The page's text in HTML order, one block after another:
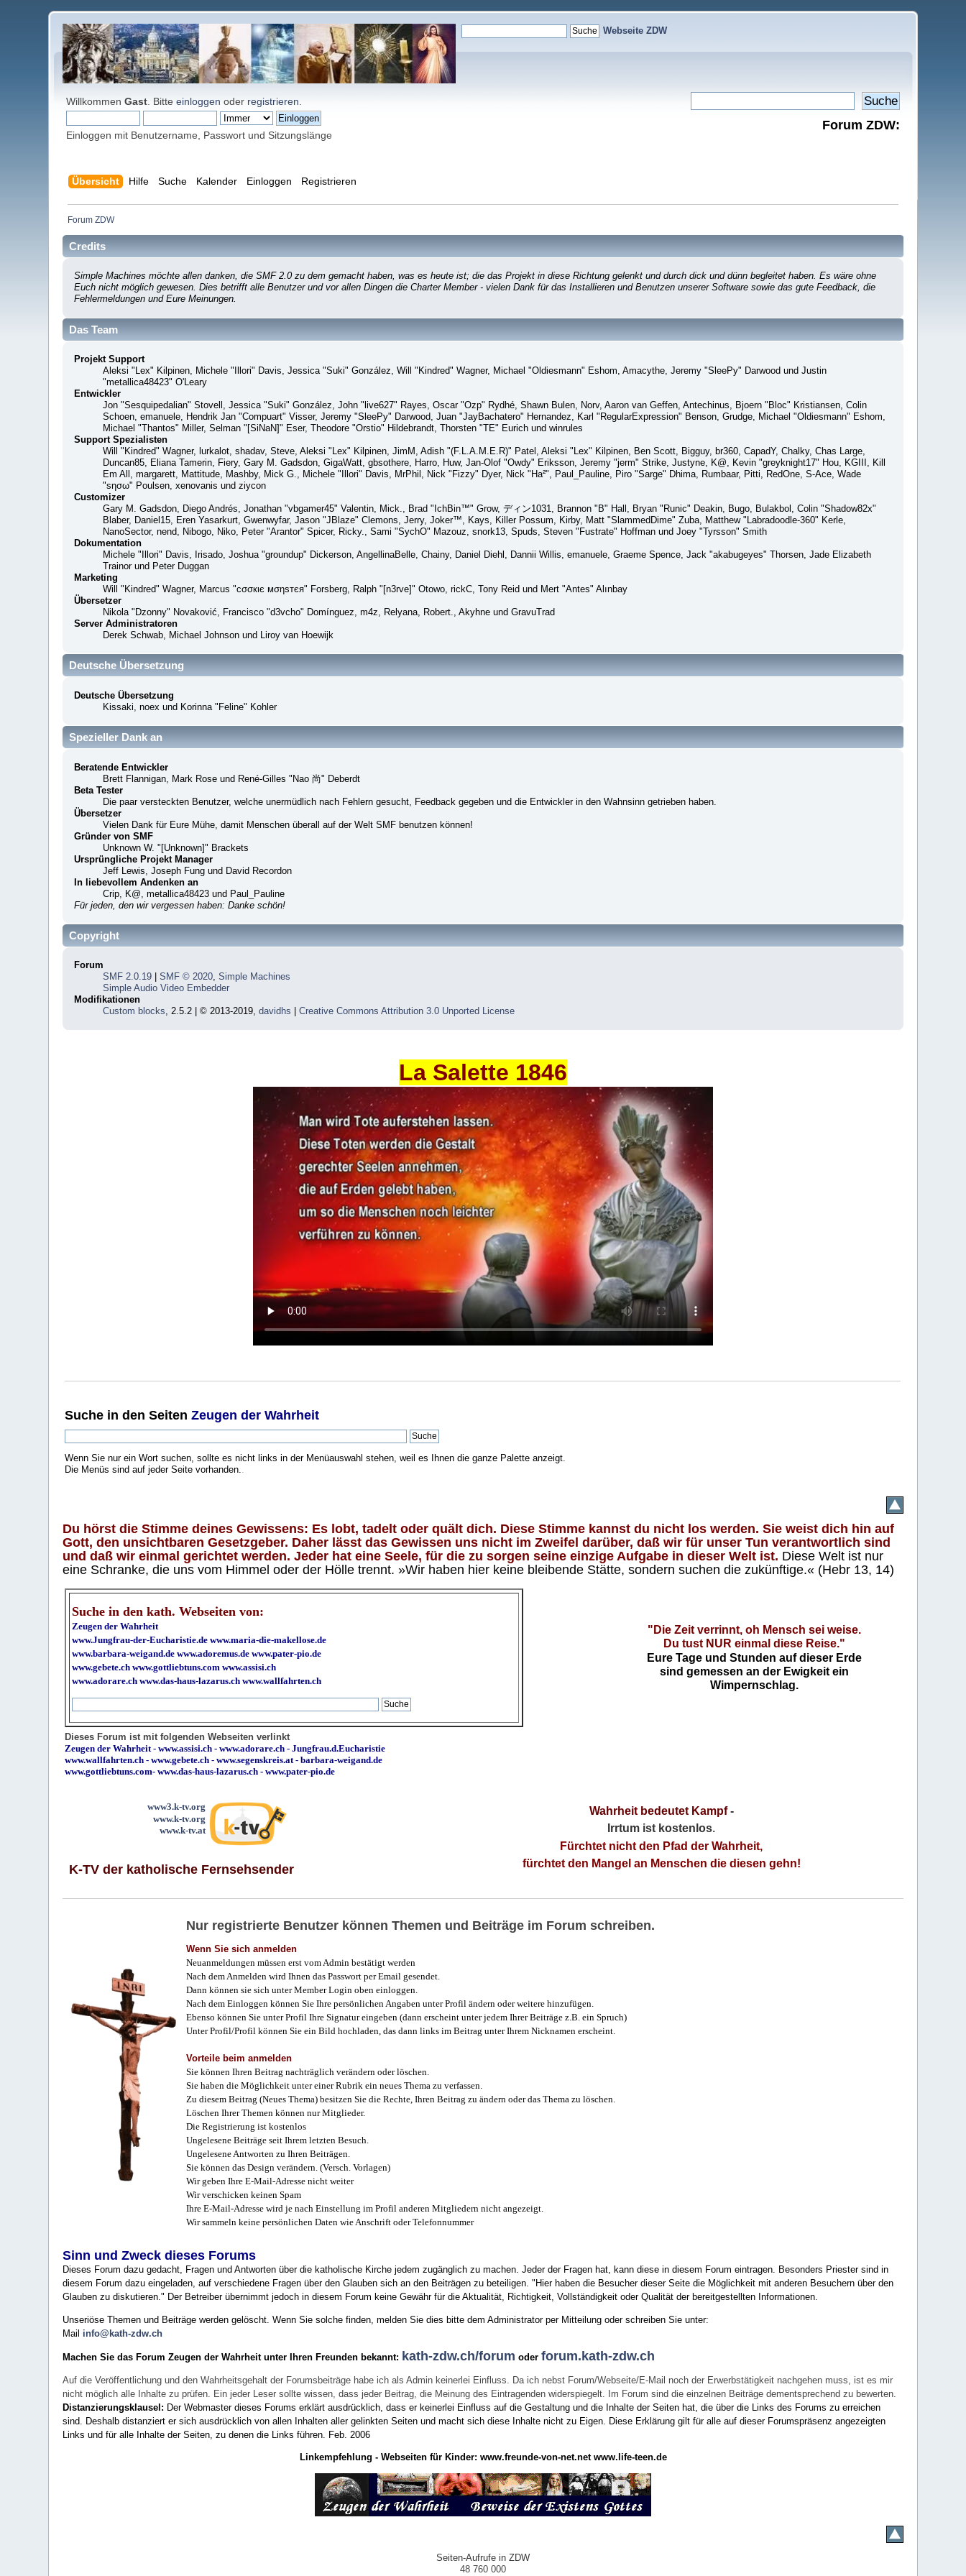
Webseite ZDW
WillkommenGast . Bitteeinloggen oder registrieren
Einloggen mit Benutzername, Passwort und Sitzungslänge
Forum ZDW:
Übersicht Hilfe Suche Kalender Einloggen Registrieren
Forum ZDW
Credits
Simple Machines möchte allen danken, die SMF 2.0 zu dem gemacht haben, was es heute ist; die das Projekt in diese Richtung gelenkt und durch dick und dünn begleitet haben. Es wäre ohne
Euch nicht möglich gewesen. Dies betrifft alle Benutzer und vor allen Dingen die Charter Member - vielen Dank für das Installieren und Benutzen unserer Software sowie das gute Feedback, die
Fehlermeldungen und Eure Meinungen.
Das Team
Projekt Support
Aleksi "Lex" Kilpinen, Michele "Illori" Davis, Jessica "Suki" González, Will "Kindred" Wagner, Michael "Oldiesmann" Eshom, Amacythe, Jeremy "SleePy" Darwood und Justin
"metallica48423" O'Leary
Entwickler
Jon "Sesquipedalian" Stovell, Jessica "Suki" González, John "live627" Rayes, Oscar "Ozp" Rydhé, Shawn Bulen, Norv, Aaron van Geffen, Antechinus, Bjoern "Bloc" Kristiansen, Colin
Schoen, emanuele, Hendrik Jan "Compuart" Visser, Jeremy "SleePy" Darwood, Juan "JayBachatero" Hernandez, Karl "RegularExpression" Benson, Grudge, Michael "Oldiesmann" Eshom,
Michael "Thantos" Miller, Selman "[SiNaN]" Eser, Theodore "Orstio" Hildebrandt, Thorsten "TE" Eurich und winrules
Support Spezialisten
Will "Kindred" Wagner, lurkalot, shadav, Steve, Aleksi "Lex" Kilpinen, JimM, Adish "(F.L.A.M.E.R)" Patel, Aleksi "Lex" Kilpinen, Ben Scott, Bigguy, br360, CapadY, Chalky, Chas Large,
Duncan85, Eliana Tamerin, Fiery, Gary M. Gadsdon, GigaWatt, gbsothere, Harro, Huw, Jan-Olof "Owdy" Eriksson, Jeremy "jerm" Strike, Justyne, K@, Kevin "greyknight17" Hou, KGIII, Kill
Em All, margarett, Mattitude, Mashby, Mick G., Michele "Illori" Davis, MrPhil, Nick "Fizzy" Dyer, Nick "Ha²", Paul_Pauline, Piro "Sarge" Dhima, Rumbaar, Pitti, RedOne, S-Ace, Wade
"sησω" Poulsen, xenovanis und ziycon
Customizer
Gary M. Gadsdon, Diego Andrés, Jonathan "vbgamer45" Valentin, Mick., Brad "IchBin™" Grow, ディン1031, Brannon "B" Hall, Bryan "Runic" Deakin, Bugo, Bulakbol, Colin "Shadow82x"
Blaber, Daniel15, Eren Yasarkurt, Gwenwyfar, Jason "JBlaze" Clemons, Jerry, Joker™, Kays, Killer Possum, Kirby, Matt "SlammedDime" Zuba, Matthew "Labradoodle-360" Kerle,
NanoSector, nend, Nibogo, Niko, Peter "Arantor" Spicer, Ricky., Sami "SychO" Mazouz, snork13, Spuds, Steven "Fustrate" Hoffman und Joey "Tyrsson" Smith
Dokumentation
Michele "Illori" Davis, Irisado, Joshua "groundup" Dickerson, AngellinaBelle, Chainy, Daniel Diehl, Dannii Willis, emanuele, Graeme Spence, Jack "akabugeyes" Thorsen, Jade Elizabeth
Trainor und Peter Duggan
Marketing
Will "Kindred" Wagner, Marcus "cσσкιє мσηѕтєя" Forsberg, Ralph "[n3rve]" Otowo, rickC, Tony Reid und Mert "Antes" Alınbay
Übersetzer
Nikola "Dzonny" Novaković, Francisco "d3vcho" Domínguez, m4z, Relyana, Robert., Akyhne und GravuTrad
Server Administratoren
Derek Schwab, Michael Johnson und Liroy van Hoewijk
Deutsche Übersetzung
Deutsche Übersetzung
Kissaki, noex und Korinna "Feline" Kohler
Spezieller Dank an
Beratende Entwickler
Brett Flannigan, Mark Rose und René-Gilles "Nao 尚" Deberdt
Beta Tester
Die paar versteckten Benutzer, welche unermüdlich nach Fehlern gesucht, Feedback gegeben und die Entwickler in den Wahnsinn getrieben haben.
Übersetzer
Vielen Dank für Eure Mühe, damit Menschen überall auf der Welt SMF benutzen können!
Gründer von SMF
Unknown W. "[Unknown]" Brackets
Ursprüngliche Projekt Manager
Jeff Lewis, Joseph Fung und David Recordon
In liebevollem Andenken an
Crip, K@, metallica48423 und Paul_Pauline
Für jeden, den wir vergessen haben: Danke schön!
Copyright
Forum
SMF 2.0.19| SMF © 2020, Simple Machines
Simple Audio Video Embedder
Modifikationen
Custom blocks, 2.5.2 | © 2013-2019, davidhs Creative Commons Attribution 3.0 Unported License
La Salette 1846
Suche in den SeitenZeugen der Wahrheit
Wenn Sie nur ein Wort suchen, sollte es nicht links in der Menüauswahl stehen, weil es Ihnen die ganze Palette anzeigt.
Die Menüs sind auf jeder Seite vorhanden..
Du hörst die Stimme deines Gewissens: Es lobt, tadelt oder quält dich. Diese Stimme kannst du nicht los werden. Sie weist dich hin auf
Gott, den unsichtbaren Gesetzgeber. Daher lässt das Gewissen uns nicht im Zweifel darüber, daß wir für unser Tun verantwortlich sind
und daß wir einmal gerichtet werden. Jeder hat eine Seele, für die zu sorgen seine einzige Aufgabe in dieser Welt ist. Diese Welt ist nur
eine Schranke, die uns vom Himmel oder der Hölle trennt. »Wir haben hier keine bleibende Stätte, sondern suchen die zukünftige.« (Hebr 13, 14)
Suche in den kath. Webseiten von:
Zeugen der Wahrheit
www.Jungfrau-der-Eucharistie.de www.maria-die-makellose.de
www.barbara-weigand.de www.adoremus.de www.pater-pio.de
www.gebete.ch www.gottliebtuns.com www.assisi.ch
www.adorare.ch www.das-haus-lazarus.ch www.wallfahrten.ch
"Die Zeit verrinnt, oh Mensch sei weise.
Du tust NUR einmal diese Reise."
Eure Tage und Stunden auf dieser Erde
sind gemessen an der Ewigkeit ein
Wimpernschlag.
Dieses Forum ist mit folgenden Webseiten verlinkt
Zeugen der Wahrheit-www.assisi.ch -www.adorare.ch -Jungfrau.d.Eucharistie
www.wallfahrten.ch -www.gebete.ch -www.segenskreis.at-barbara-weigand.de
www.gottliebtuns.com-www.das-haus-lazarus.ch - www.pater-pio.de
www3.k-tv.org
www.k-tv.org
www.k-tv.at
K-TV der katholische Fernsehsender
Wahrheit bedeutet Kampf-
Irrtum ist kostenlos.
Fürchtet nicht den Pfad der Wahrheit,
fürchtet den Mangel an Menschen die diesen gehn!
Nur registrierte Benutzer können Themen und Beiträge im Forum schreiben.
Wenn Sie sich anmelden
Neuanmeldungen müssen erst vom Admin bestätigt werden
Nach dem Anmelden wird Ihnen das Passwort per Email gesendet.
Dann können sie sich unter Member Login oben einloggen.
Nach dem Einloggen können Sie Ihre persönlichen Angaben unter Profil ändern oder weitere hinzufügen.
Ebenso können Sie unter Profil Ihre Signatur eingeben (dann erscheint unter jedem Ihrer Beiträge z.B. ein Spruch)
Unter Profil/Profil können Sie ein Bild hochladen, das dann links im Beitrag unter Ihrem Nicknamen erscheint.
Vorteile beim anmelden
Sie können Ihren Beitrag nachträglich verändern oder löschen.
Sie haben die Möglichkeit unter einer Rubrik ein neues Thema zu verfassen.
Zu diesem Beitrag (Neues Thema) besitzen Sie die Rechte, Ihren Beitrag zu ändern oder das Thema zu löschen.
Löschen Ihrer Themen können nur Mitglieder.
Die Registrierung ist kostenlos
Ungelesene Beiträge seit Ihrem letzten Besuch.
Ungelesene Antworten zu Ihren Beiträgen.
Sie können das Design verändern. (Versch. Vorlagen)
Wir geben Ihre E-Mail-Adresse nicht weiter
Wir verschicken keinen Spam
Ihre E-Mail-Adresse wird je nach Einstellung im Profil anderen Mitgliedern nicht angezeigt.
Wir sammeln keine persönlichen Daten wie Anschrift oder Telefonnummer
Sinn und Zweck dieses Forums
Dieses Forum dazu gedacht, Fragen und Antworten über die katholische Kirche jedem zugänglich zu machen. Jeder der Fragen hat, kann diese in diesem Forum eintragen. Besonders Priester sind in
diesem Forum dazu eingeladen, auf verschiedene Fragen über den Glauben sich an den Beiträgen zu beteiligen. "Hier haben die Besucher dieser Seite die Möglichkeit mit anderen Besuchern über den
Glauben zu diskutieren." Der Betreiber übernimmt jedoch in diesem Forum keine Gewähr für die Aktualität, Richtigkeit, Vollständigkeit oder Qualität der bereitgestellten Informationen.
Unseriöse Themen und Beiträge werden gelöscht. Wenn Sie solche finden, melden Sie dies bitte dem Administrator per Mitteilung oder schreiben Sie unter:
Mail info@kath-zdw.ch
Machen Sie das Forum Zeugen der Wahrheit unter Ihren Freunden bekannt: kath-zdw.ch/forum oderforum.kath-zdw.ch
Auf die Veröffentlichung und den Wahrheitsgehalt der Forumsbeiträge habe ich als Admin keinerlei Einfluss. Da ich nebst Forum/Webseite/E-Mail noch der Erwerbstätigkeit nachgehen muss, ist es mir
nicht möglich alle Inhalte zu prüfen. Ein jeder Leser sollte wissen, dass jeder Beitrag, die Meinung des Eintragenden widerspiegelt. Im Forum sind die einzelnen Beiträge dementsprechend zu bewerten.
Distanzierungsklausel: Der Webmaster dieses Forums erklärt ausdrücklich, dass er keinerlei Einfluss auf die Gestaltung und die Inhalte der Seiten hat, die über die Links des Forums zu erreichen
sind. Deshalb distanziert er sich ausdrücklich von allen Inhalten aller gelinkten Seiten und macht sich diese Inhalte nicht zu Eigen. Diese Erklärung gilt für alle auf dieser Forumspräsenz angezeigten
Links und für alle Inhalte der Seiten, zu denen die Links führen. Feb. 2006
Linkempfehlung - Webseiten für Kinder: www.freunde-von-net.net www.life-teen.de
Seiten-Aufrufe in ZDW
48 760 000